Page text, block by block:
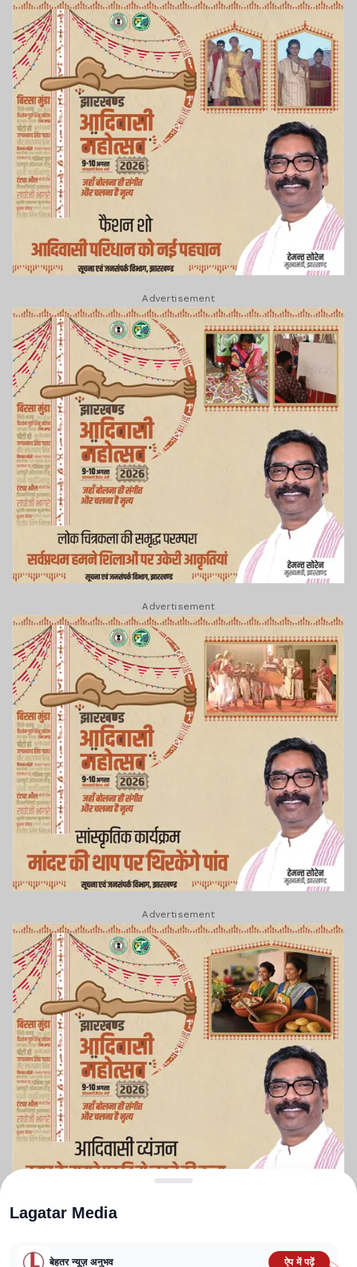
Advertisement
Advertisement
Advertisement
Lagatar Media
बेहतर न्यूज़ अनुभव ऐप में पढ़ें